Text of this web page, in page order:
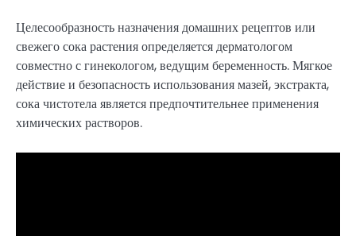
Целесообразность назначения домашних рецептов или
свежего сока растения определяется дерматологом
совместно с гинекологом, ведущим беременность. Мягкое
действие и безопасность использования мазей, экстракта,
сока чистотела является предпочтительнее применения
химических растворов.